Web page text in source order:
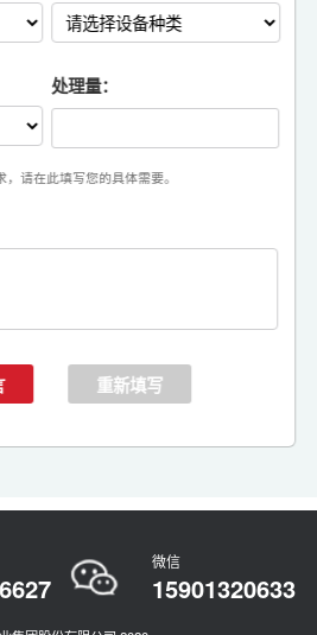
处理量：
请在此填写您的具体需要。
微信
15901320633